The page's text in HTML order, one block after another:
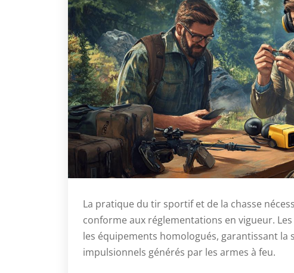
La pratique du tir sportif et de la chasse
conforme aux réglementations en vigueur.
les équipements homologués, garantissant
impulsionnels générés par les armes à feu.